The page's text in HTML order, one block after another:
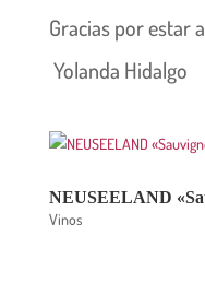
Gracias por estar
Yolanda Hidalgo
NEUSEELAND
Vinos